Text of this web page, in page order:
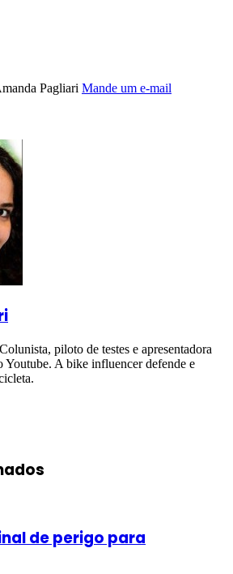
Pagliari Mande um e-mail
piloto de testes e apresentadora
A bike influencer defende e
de perigo para